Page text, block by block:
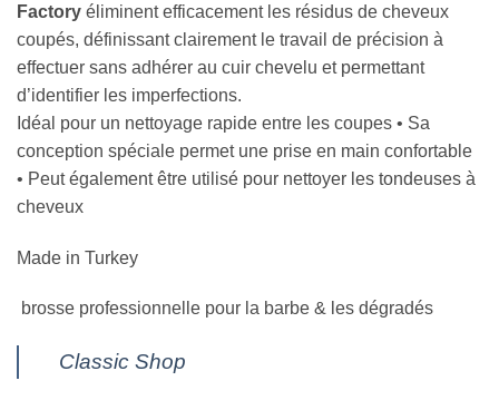
Factory éliminent efficacement les résidus de cheveux
coupés, définissant clairement le travail de précision à
effectuer sans adhérer au cuir chevelu et permettant
d’identifier les imperfections.
Idéal pour un nettoyage rapide entre les coupes • Sa
conception spéciale permet une prise en main confortable
• Peut également être utilisé pour nettoyer les tondeuses à
cheveux
Made in Turkey
brosse professionnelle pour la barbe & les dégradés
Classic Shop